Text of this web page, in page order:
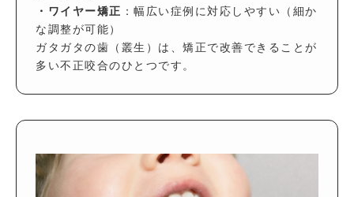
・ワイヤー矯正 ：幅広い症例に対応しやすい（細か
な調整が可能）
ガタガタの歯（叢生）は、矯正で改善できることが
多い不正咬合のひとつです。